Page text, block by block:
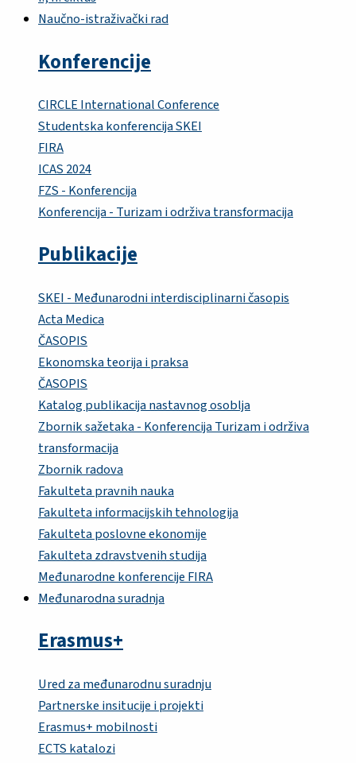
Naučno-istraživački rad
Konferencije
CIRCLE International Conference
Studentska konferencija SKEI
FIRA
ICAS 2024
FZS - Konferencija
Konferencija - Turizam i održiva transformacija
Publikacije
SKEI - Međunarodni interdisciplinarni časopis
Acta Medica
ČASOPIS
Ekonomska teorija i praksa
ČASOPIS
Katalog publikacija nastavnog osoblja
Zbornik sažetaka - Konferencija Turizam i održiva
transformacija
Zbornik radova
Fakulteta pravnih nauka
Fakulteta informacijskih tehnologija
Fakulteta poslovne ekonomije
Fakulteta zdravstvenih studija
Međunarodne konferencije FIRA
Međunarodna suradnja
Erasmus+
Ured za međunarodnu suradnju
Partnerske insitucije i projekti
Erasmus+ mobilnosti
ECTS katalozi